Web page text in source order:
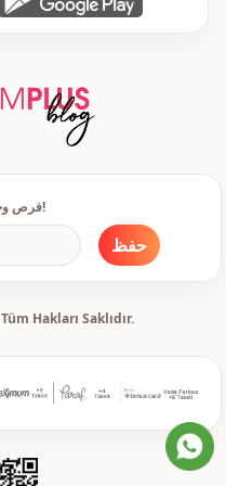
فرص وخصومات سوبر!
حفظ
Hakları Saklıdır.